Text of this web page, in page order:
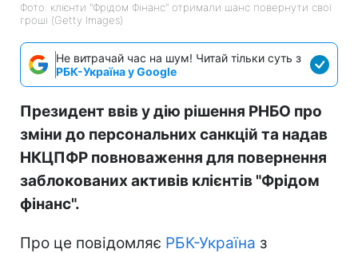
Фото: клієнти "Фрідом Фінанс" отримали шанс повернути свої
гроші (Getty Images)
Не витрачай час на шум! Читай тільки суть з
РБК-Україна у Google
Президент ввів у дію рішення РНБО про
зміни до персональних санкцій та надав
НКЦПФР повноваження для повернення
заблокованих активів клієнтів "Фрідом
фінанс".
Про це повідомляє РБК-Україна з